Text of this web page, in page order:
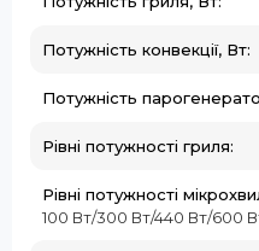
Потужність конвекції, Вт:
Потужність
Рівні потужності гриля:
Рівні потужності
100 Вт/300 Вт/440 Вт/600